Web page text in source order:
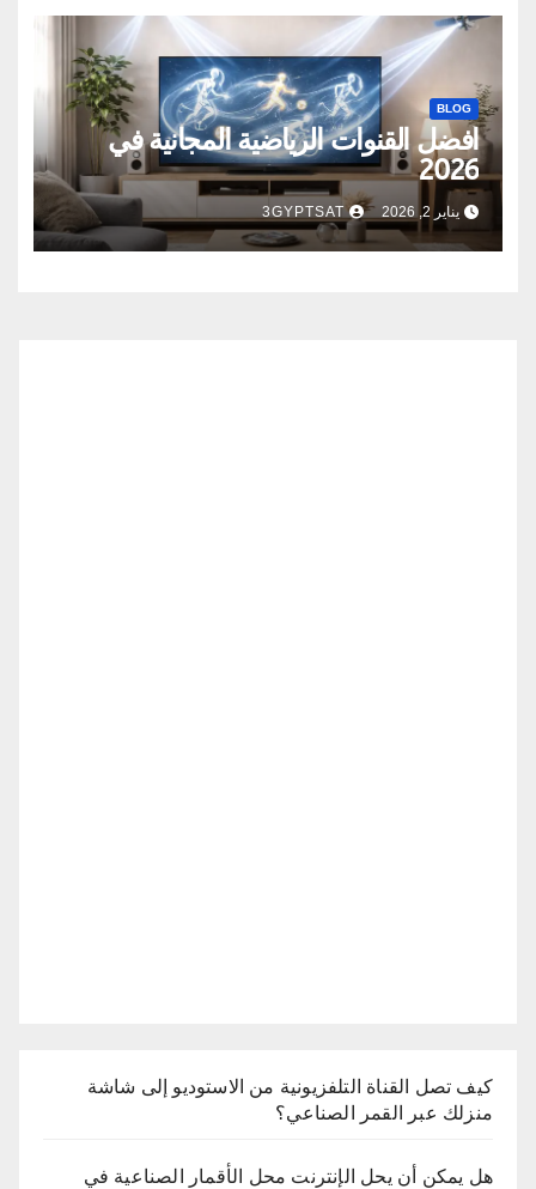
BLOG
أفضل القنوات الرياضية المجانية في
2026
يناير 2, 2026 3GYPTSAT
كيف تصل القناة التلفزيونية من الاستوديو إلى شاشة
منزلك عبر القمر الصناعي؟
هل يمكن أن يحل الإنترنت محل الأقمار الصناعية في